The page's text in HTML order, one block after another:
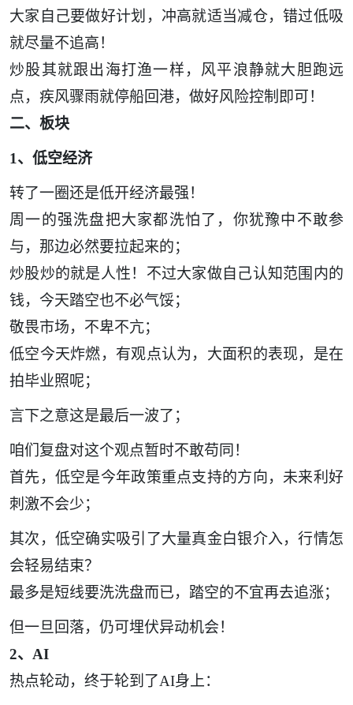
大家自己要做好计划，冲高就适当减仓，错过低吸
就尽量不追高！
炒股其就跟出海打渔一样，风平浪静就大胆跑远
点，疾风骤雨就停船回港，做好风险控制即可！
二、板块
1、低空经济
转了一圈还是低开经济最强！
周一的强洗盘把大家都洗怕了，你犹豫中不敢参
与，那边必然要拉起来的；
炒股炒的就是人性！不过大家做自己认知范围内的
钱，今天踏空也不必气馁；
敬畏市场，不卑不亢；
低空今天炸燃，有观点认为，大面积的表现，是在
拍毕业照呢；
言下之意这是最后一波了；
咱们复盘对这个观点暂时不敢苟同！
首先，低空是今年政策重点支持的方向，未来利好
刺激不会少；
其次，低空确实吸引了大量真金白银介入，行情怎
会轻易结束？
最多是短线要洗洗盘而已，踏空的不宜再去追涨；
但一旦回落，仍可埋伏异动机会！
2、AI
热点轮动，终于轮到了AI身上：